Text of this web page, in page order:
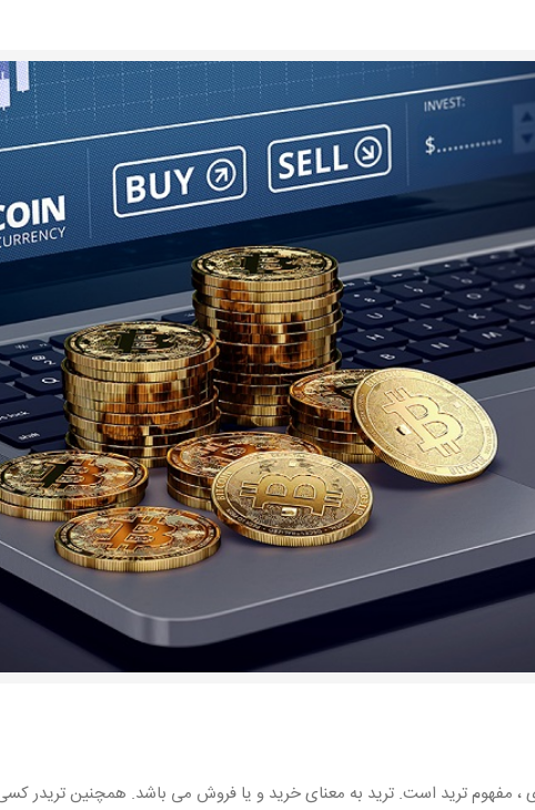
مفهوم ترید است. ترید به معنای خرید و یا فروش می باشد. همچنین تریدر